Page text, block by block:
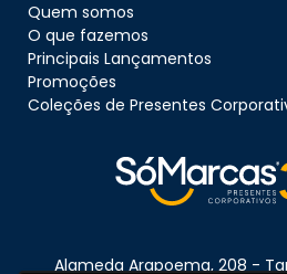
Quem somos
O que fazemos
Principais Lançamentos
Promoções
Coleções de Presentes
Alameda Arapoema, 208 -